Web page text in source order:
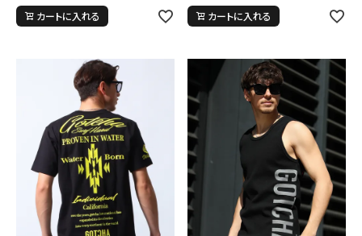
カートに入れる カートに入れる